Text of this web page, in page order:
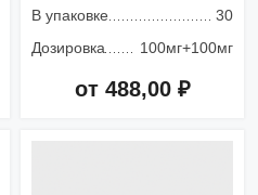
В упаковке
30
Дозировка
100мг+100мг
от 488,00 ₽